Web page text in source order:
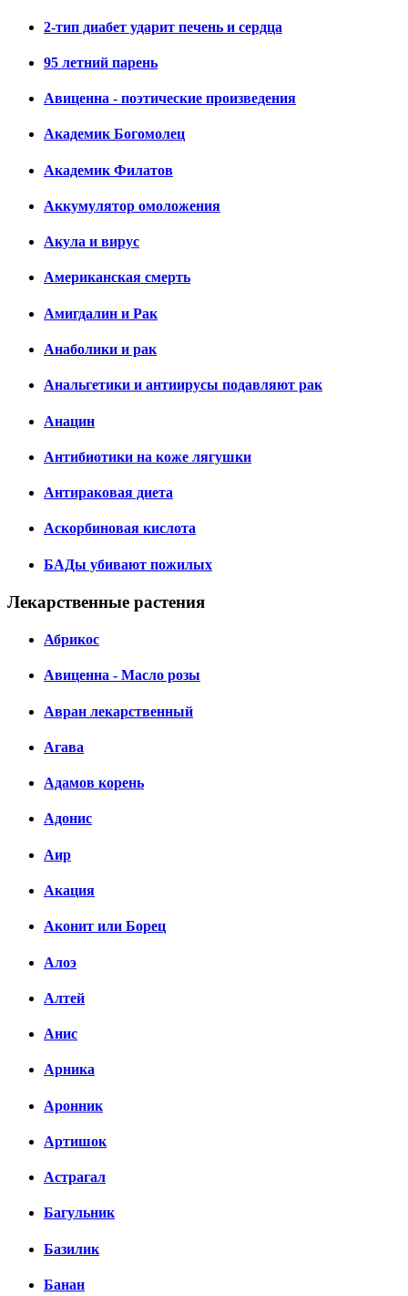
2-тип диабет ударит печень и сердца
95 летний парень
Авиценна - поэтические произведения
Академик Богомолец
Академик Филатов
Аккумулятор омоложения
Акула и вирус
Американская смерть
Амигдалин и Рак
Анаболики и рак
Анальгетики и антиирусы подавляют рак
Анацин
Антибиотики на коже лягушки
Антираковая диета
Аскорбиновая кислота
БАДы убивают пожилых
Лекарственные растения
Абрикос
Авиценна - Масло розы
Авран лекарственный
Агава
Адамов корень
Адонис
Аир
Акация
Аконит или Борец
Алоэ
Алтей
Анис
Арника
Аронник
Артишок
Астрагал
Багульник
Базилик
Банан